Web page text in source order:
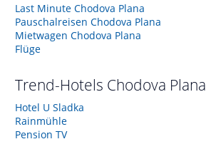
Last Minute Chodova Plana
Pauschalreisen Chodova Plana
Mietwagen Chodova Plana
Flüge
Trend-Hotels Chodova Plana
Hotel U Sladka
Rainmühle
Pension TV